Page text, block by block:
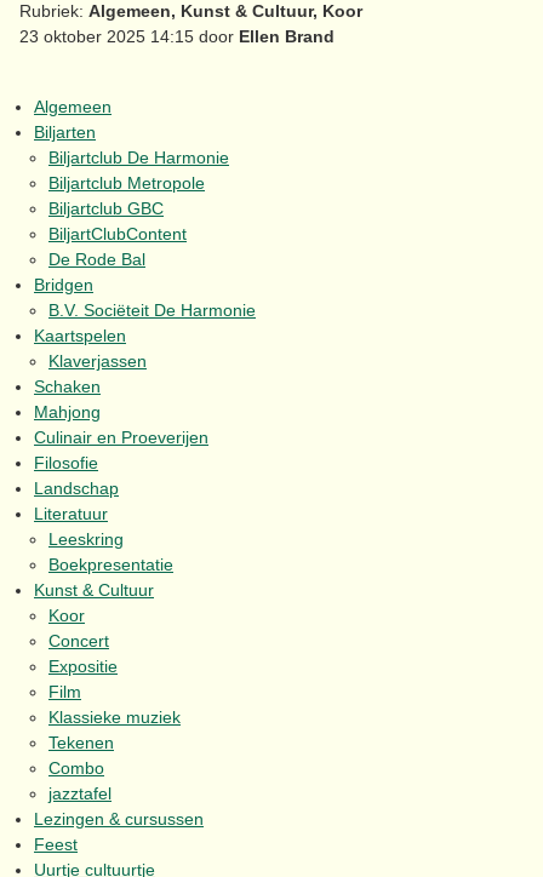
Rubriek: Algemeen, Kunst & Cultuur, Koor
23 oktober 2025 14:15 door Ellen Brand
Algemeen
Biljarten
Biljartclub De Harmonie
Biljartclub Metropole
Biljartclub GBC
BiljartClubContent
De Rode Bal
Bridgen
B.V. Sociëteit De Harmonie
Kaartspelen
Klaverjassen
Schaken
Mahjong
Culinair en Proeverijen
Filosofie
Landschap
Literatuur
Leeskring
Boekpresentatie
Kunst & Cultuur
Koor
Concert
Expositie
Film
Klassieke muziek
Tekenen
Combo
jazztafel
Lezingen & cursussen
Feest
Uurtje cultuurtje